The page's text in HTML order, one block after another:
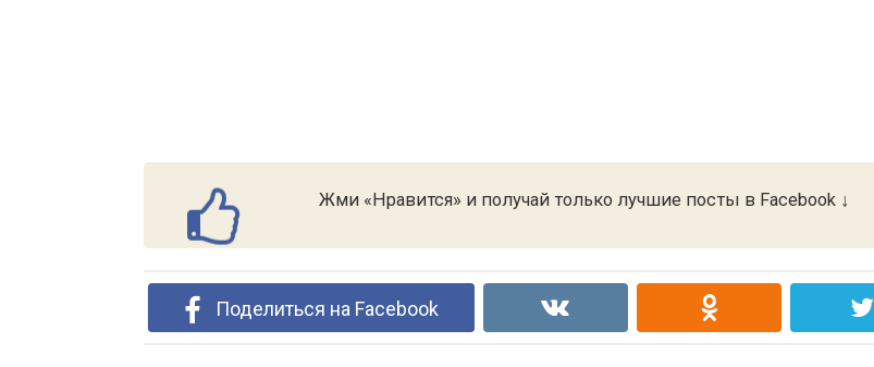
Жми «Нравится» и получай только лучшие посты в Facebook ↓
Поделиться на Facebook